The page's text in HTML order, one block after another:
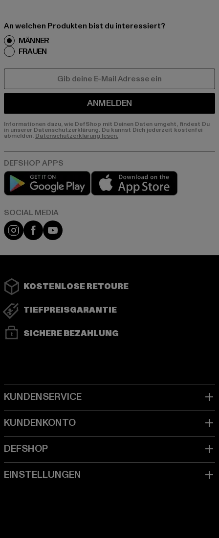
An welchen Produkten bist du interessiert?
MÄNNER
FRAUEN
ANMELDEN
Informationen dazu, wie DefShop mit Deinen Daten umgeht, findest Du
in unserer Datenschutzerklärung. Du kannst Dich jederzeit kostenfei
abmelden. Datenschutzerklärung lesen.
Play market
Instagram
FacebookYouTube
KOSTENLOSE RETOURE
TIEFPREISGARANTIE
SICHERE BEZAHLUNG